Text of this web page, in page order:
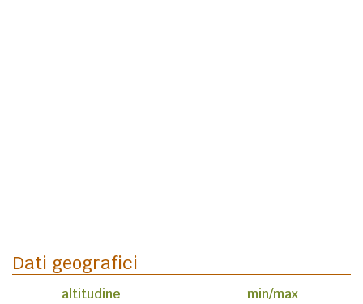
Dati geografici
altitudine min/max